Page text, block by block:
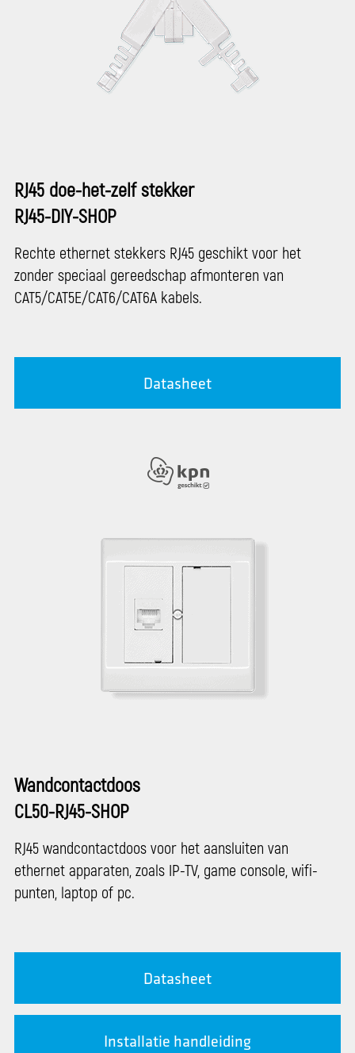
RJ45 doe-het-zelf stekker
RJ45-DIY-SHOP
Rechte ethernet stekkers RJ45 geschikt voor het
zonder speciaal gereedschap afmonteren van
CAT5/CAT5E/CAT6/CAT6A kabels.
Datasheet
Wandcontactdoos
CL50-RJ45-SHOP
RJ45 wandcontactdoos voor het aansluiten van
ethernet apparaten, zoals IP-TV, game console, wifi-
punten, laptop of pc.
Datasheet
Installatie handleiding